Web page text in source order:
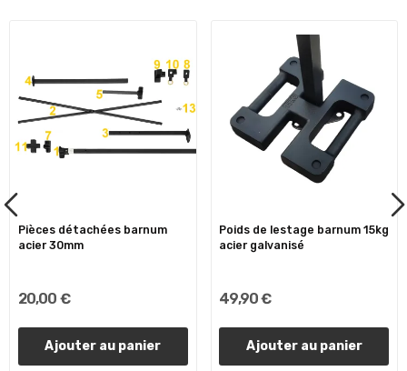
Pièces détachées barnum
acier 30mm
20,00 €
Ajouter au panier
Poids de lestage barnum 15kg
acier galvanisé
49,90 €
Ajouter au panier